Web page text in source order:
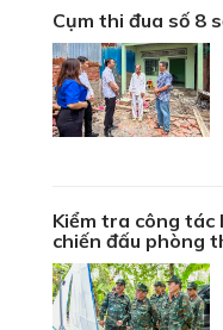
Cụm thi đua số 8
Kiểm tra công tác
chiến đấu phòng